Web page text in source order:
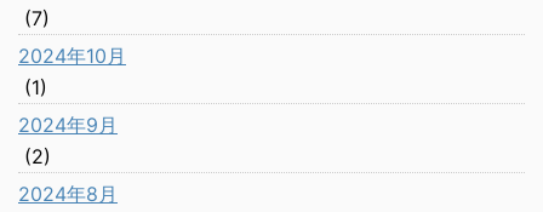
(7)
2024年10月
(1)
2024年9月
(2)
2024年8月